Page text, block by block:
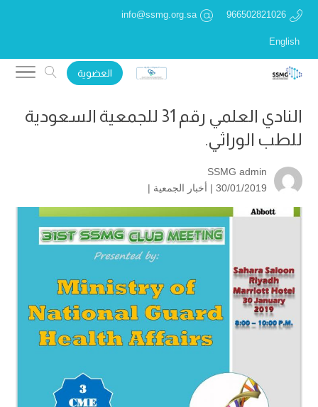
966502821026
info@ssmg.org.sa
English
العضوية
النادي العلمي رقم 31 للجمعية السعودية
للطب الوراثي.
SSMG admin
30/01/2019 |
أخبار الجمعية |